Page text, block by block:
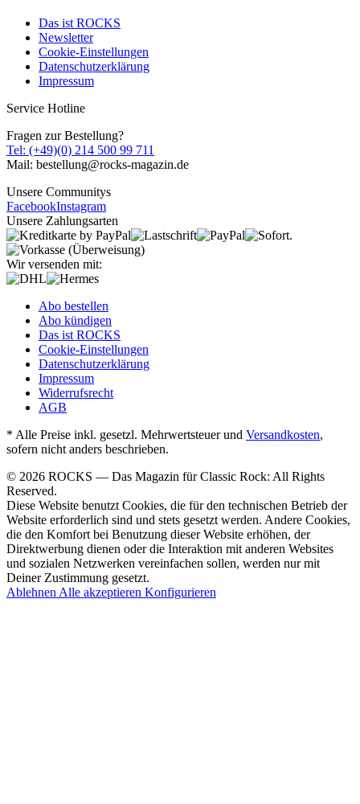
Das ist ROCKS
Newsletter
Cookie-Einstellungen
Datenschutzerklärung
Impressum
Service Hotline
Fragen zur Bestellung?
Tel: (+49)(0) 214 500 99 711
Mail: bestellung@rocks-magazin.de
Unsere Communitys
FacebookInstagram
Unsere Zahlungsarten
Wir versenden mit:
Abo bestellen
Abo kündigen
Das ist ROCKS
Cookie-Einstellungen
Datenschutzerklärung
Impressum
Widerrufsrecht
AGB
* Alle Preise inkl. gesetzl. Mehrwertsteuer und Versandkosten,
sofern nicht anders beschrieben.
© 2026 ROCKS — Das Magazin für Classic Rock: All Rights
Reserved.
Diese Website benutzt Cookies, die für den technischen Betrieb der
Website erforderlich sind und stets gesetzt werden. Andere Cookies,
die den Komfort bei Benutzung dieser Website erhöhen, der
Direktwerbung dienen oder die Interaktion mit anderen Websites
und sozialen Netzwerken vereinfachen sollen, werden nur mit
Deiner Zustimmung gesetzt.
Ablehnen Alle akzeptieren Konfigurieren